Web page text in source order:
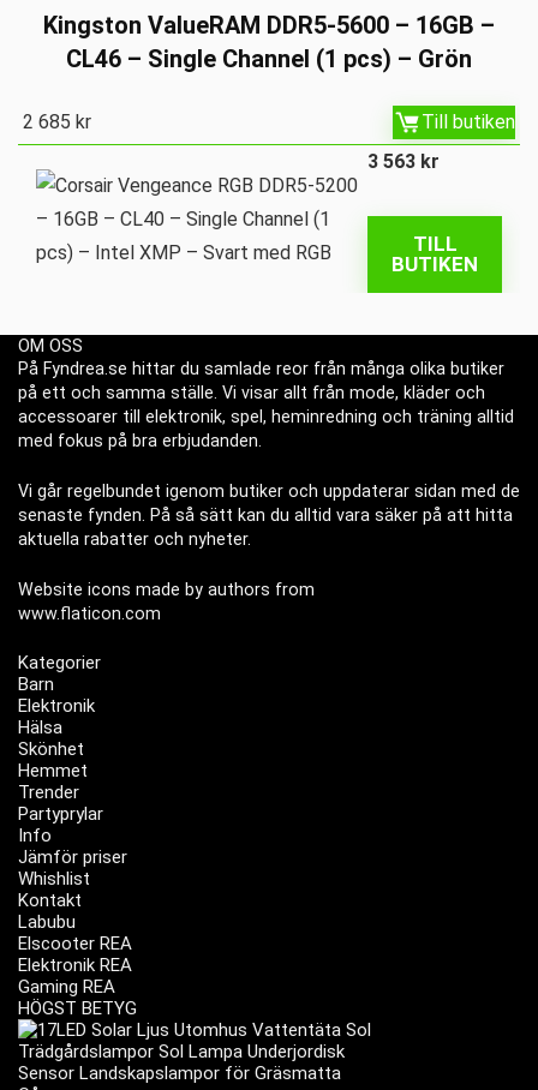
Kingston ValueRAM DDR5-5600 – 16GB –
CL46 – Single Channel (1 pcs) – Grön
2 685kr
Till butiken
3 563 kr
TILL
BUTIKEN
OM OSS
På Fyndrea.se hittar du samlade reor från många olika butiker
på ett och samma ställe. Vi visar allt från mode, kläder och
accessoarer till elektronik, spel, heminredning och träning alltid
med fokus på bra erbjudanden.
Vi går regelbundet igenom butiker och uppdaterar sidan med de
senaste fynden. På så sätt kan du alltid vara säker på att hitta
aktuella rabatter och nyheter.
Website icons made by authors from
www.flaticon.com
Kategorier
Barn
Elektronik
Hälsa
Skönhet
Hemmet
Trender
Partyprylar
Info
Jämför priser
Whishlist
Kontakt
Labubu
Elscooter REA
Elektronik REA
Gaming REA
HÖGST BETYG